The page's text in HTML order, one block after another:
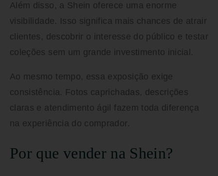
Além disso, a Shein oferece uma enorme
visibilidade. Isso significa mais chances de atrair
clientes, descobrir o interesse do público e testar
coleções sem um grande investimento inicial.
Ao mesmo tempo, essa exposição exige
consistência. Fotos caprichadas, descrições
claras e atendimento ágil fazem toda diferença
na experiência do comprador.
Por que vender na Shein?